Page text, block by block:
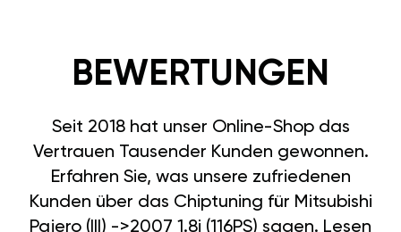
BEWERTUNGEN
Seit 2018 hat unser Online-Shop das
Vertrauen Tausender Kunden gewonnen.
Erfahren Sie, was unsere zufriedenen
Kunden über das Chiptuning für Mitsubishi
Pajero (III) ->2007 1.8i (116PS) sagen. Lesen